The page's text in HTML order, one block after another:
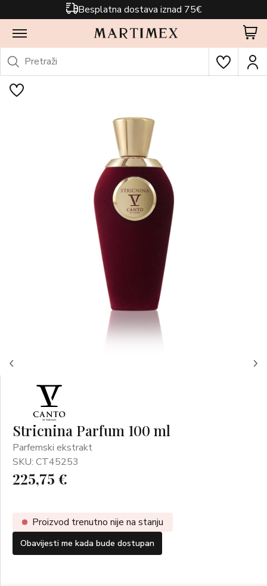
Besplatna dostava iznad 75€
Stricnina Parfum 100 ml
Parfemski ekstrakt
SKU: CT45253
225,75 €
Proizvod trenutno nije na stanju
Obavijesti me kada bude dostupan